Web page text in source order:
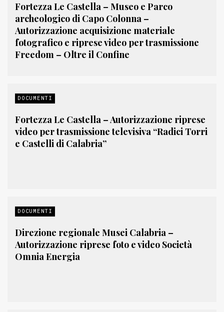
Fortezza Le Castella – Museo e Parco
archeologico di Capo Colonna –
Autorizzazione acquisizione materiale
fotografico e riprese video per trasmissione
Freedom – Oltre il Confine
DOCUMENTI
Fortezza Le Castella – Autorizzazione riprese
video per trasmissione televisiva “Radici Torri
e Castelli di Calabria”
DOCUMENTI
Direzione regionale Musei Calabria –
Autorizzazione riprese foto e video Società
Omnia Energia